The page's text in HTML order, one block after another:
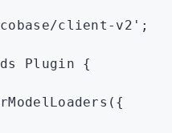
client-v2' ;
Plugin {
({